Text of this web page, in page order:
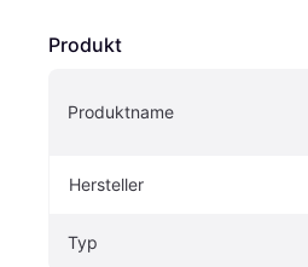
Produkt
Produktname
Hersteller
Typ